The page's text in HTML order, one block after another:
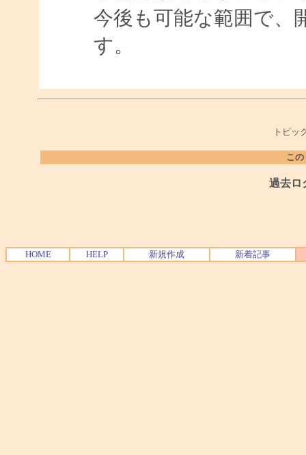
今後も可能な範囲で、
す。
トピッ
こ
過去ロ
HOME HELP 新規作成 新着記事